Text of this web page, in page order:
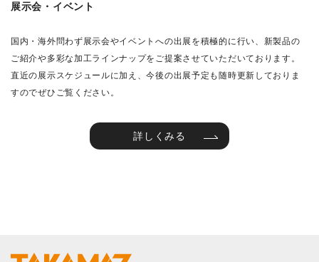
展示会・イベント
国内・海外問わず展示会やイベントへの出展を積極的に行い、新製品の
ご紹介や多彩な加工ラインナップをご提案させていただいております。
直近の展示スケジュールに加え、今後の出展予定も随時更新しておりま
すのでぜひご覧ください。
詳しくみる